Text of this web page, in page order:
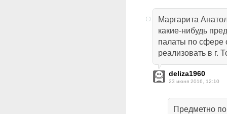
Маргарита
какие-нибудь
палаты по сфере
реализовать в г.
deliza1960
23 июня 2016, 12:10
Предметно